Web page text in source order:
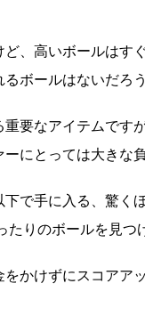
、高いボールはす
ボールはないだろ
要なアイテムで
にとっては大きな負
で手に入る、驚
りのボールを見つ
かけずにスコアア